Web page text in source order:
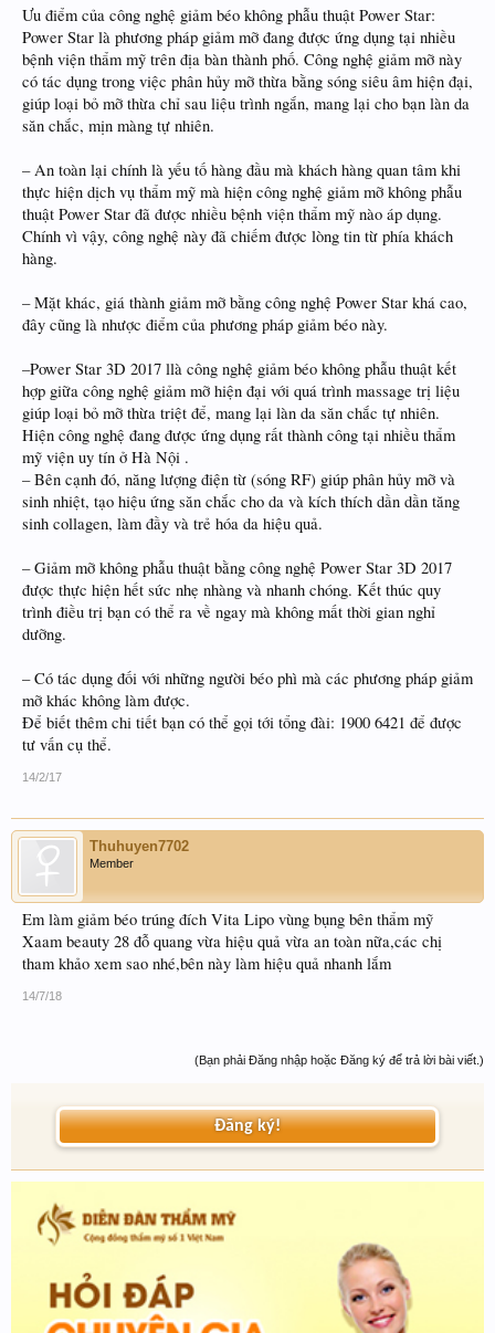
Ưu điểm của công nghệ giảm béo không phẫu thuật Power Star:
Power Star là phương pháp giảm mỡ đang được ứng dụng tại nhiều
bệnh viện thẩm mỹ trên địa bàn thành phố. Công nghệ giảm mỡ này
có tác dụng trong việc phân hủy mỡ thừa bằng sóng siêu âm hiện đại,
giúp loại bỏ mỡ thừa chỉ sau liệu trình ngắn, mang lại cho bạn làn da
săn chắc, mịn màng tự nhiên.
– An toàn lại chính là yếu tố hàng đầu mà khách hàng quan tâm khi
thực hiện dịch vụ thẩm mỹ mà hiện công nghệ giảm mỡ không phẫu
thuật Power Star đã được nhiều bệnh viện thẩm mỹ nào áp dụng.
Chính vì vậy, công nghệ này đã chiếm được lòng tin từ phía khách
hàng.
– Mặt khác, giá thành giảm mỡ bằng công nghệ Power Star khá cao,
đây cũng là nhược điểm của phương pháp giảm béo này.
–Power Star 3D 2017 llà công nghệ giảm béo không phẫu thuật kết
hợp giữa công nghệ giảm mỡ hiện đại với quá trình massage trị liệu
giúp loại bỏ mỡ thừa triệt để, mang lại làn da săn chắc tự nhiên.
Hiện công nghệ đang được ứng dụng rất thành công tại nhiều thẩm
mỹ viện uy tín ở Hà Nội .
– Bên cạnh đó, năng lượng điện từ (sóng RF) giúp phân hủy mỡ và
sinh nhiệt, tạo hiệu ứng săn chắc cho da và kích thích dần dần tăng
sinh collagen, làm đầy và trẻ hóa da hiệu quả.
– Giảm mỡ không phẫu thuật bằng công nghệ Power Star 3D 2017
được thực hiện hết sức nhẹ nhàng và nhanh chóng. Kết thúc quy
trình điều trị bạn có thể ra về ngay mà không mất thời gian nghỉ
dưỡng.
– Có tác dụng đối với những người béo phì mà các phương pháp giảm
mỡ khác không làm được.
Để biết thêm chi tiết bạn có thể gọi tới tổng đài: 1900 6421 để được
tư vấn cụ thể.
14/2/17
Thuhuyen7702
Member
Em làm giảm béo trúng đích Vita Lipo vùng bụng bên thẩm mỹ
Xaam beauty 28 đỗ quang vừa hiệu quả vừa an toàn nữa,các chị
tham khảo xem sao nhé,bên này làm hiệu quả nhanh lắm
14/7/18
(Bạn phải Đăng nhập hoặc Đăng ký để trả lời bài viết.)
Đăng ký!